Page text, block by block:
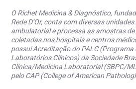
O Richet Medicina & Diagnóstico,
Rede D’Or, conta com diversas
ambulatorial e processa as amostras
coletadas nos hospitais e centros
possui Acreditação do PALC
Laboratórios Clínicos) da Sociedade
Clínica/Medicina Laboratorial (SBPC/
pelo CAP (College of American